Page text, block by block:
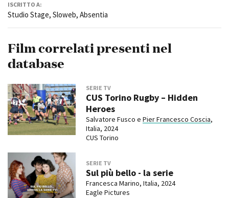
ISCRITTO A:
Studio Stage, Sloweb, Absentia
Film correlati presenti nel
database
SERIE TV
CUS Torino Rugby – Hidden
Heroes
Salvatore Fusco e Pier Francesco Coscia,
Italia, 2024
CUS Torino
SERIE TV
Sul più bello - la serie
Francesca Marino, Italia, 2024
Eagle Pictures